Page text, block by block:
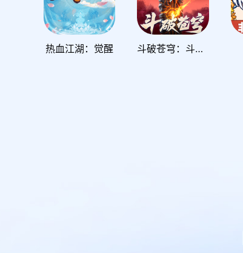
热血江湖：觉醒 斗破苍穹：斗帝之路